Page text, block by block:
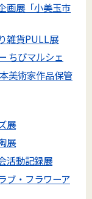
画展「小美玉市
雑貨PULL展
ちびマルシェ
美術家作品保管
展
展
活動記録展
ブ・フラワーア